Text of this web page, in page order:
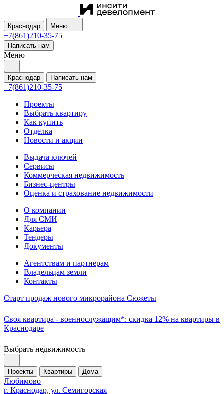
Краснодар Меню
+7(861)210-35-75
Написать нам
Меню
Краснодар Написать нам
+7(861)210-35-75
Проекты
Выбрать квартиру
Как купить
Отделка
Новости и акции
Выдача ключей
Сервисы
Коммерческая недвижимость
Бизнес-центры
Оценка и страхование недвижимости
О компании
Для СМИ
Карьера
Тендеры
Документы
Агентствам и партнерам
Владельцам земли
Контакты
Старт продаж нового микрорайона Сюжеты
Своя квартира - военнослужащим*: скидка 12% на квартиры в
Краснодаре
Выбрать недвижимость
Проекты Квартиры Дома
Любимово
г. Краснодар, ул. Семигорская